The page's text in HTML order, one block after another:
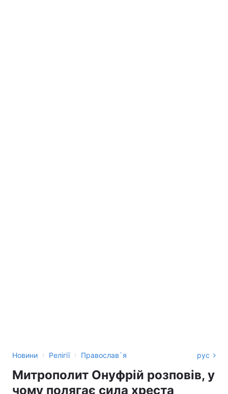
Новини › Релігії › Православ`я рус
Митрополит Онуфрій розповів, у
чому полягає сила хреста